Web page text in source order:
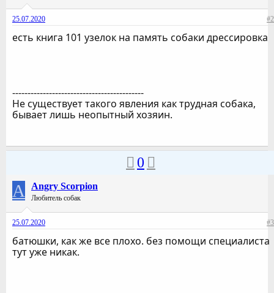
25.07.2020 #2
есть книга 101 узелок на память собаки дрессировка
-------------------------------------------
Не существует такого явления как трудная собака,
бывает лишь неопытный хозяин.
0
A Angry Scorpion
Любитель собак
25.07.2020 #3
батюшки, как же все плохо. без помощи специалиста
тут уже никак.